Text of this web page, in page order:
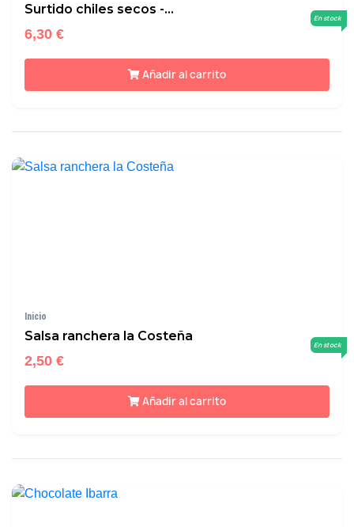
Surtido chiles secos -...
6,30 €
En stock
Añadir al carrito
Inicio
Salsa ranchera la Costeña
2,50 €
En stock
Añadir al carrito